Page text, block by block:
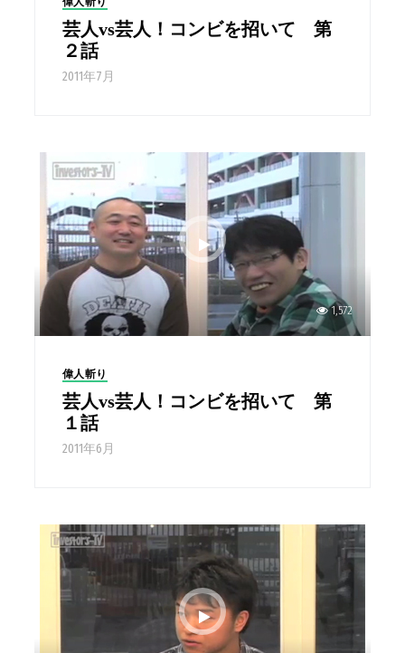
芸人vs芸人！コンビを招いて 第
２話
2011年7月
1,572
偉人斬り
芸人vs芸人！コンビを招いて 第
１話
2011年6月